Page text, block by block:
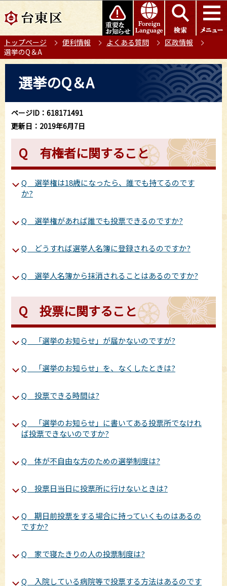
の
ー
ジ
このページの本文へ移動
トップページ 便利情報 よくある質問
区政情報
選挙のQ＆A
か
選挙のQ＆A
ページID：618171491
更新日：2019年6月7日
Q 有権者に関すること
Q 選挙権は18歳になったら、誰でも持てるのです
か?
Q 選挙権があれば誰でも投票できるのですか?
Q どうすれば選挙人名簿に登録されるのですか?
Q 選挙人名簿から抹消されることはあるのですか?
Q 投票に関すること
Q 「選挙のお知らせ」が届かないのですが?
Q 「選挙のお知らせ」を、なくしたときは?
Q 投票できる時間は?
Q 「選挙のお知らせ」に書いてある投票所でなけれ
ば投票できないのですか?
Q 体が不自由な方のための選挙制度は?
Q 投票日当日に投票所に行けないときは?
Q 期日前投票をする場合に持っていくものはあるの
ですか?
Q 家で寝たきりの人の投票制度は?
Q 入院している病院等で投票する方法はあるのです